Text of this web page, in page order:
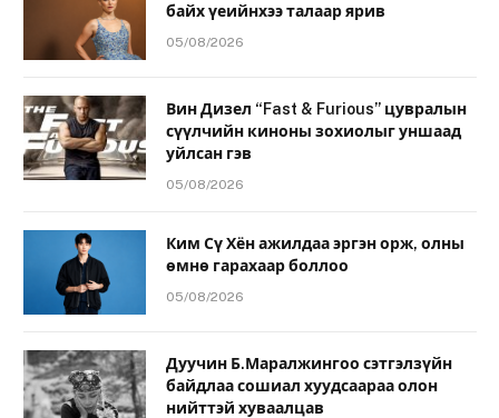
байх үеийнхээ талаар ярив
05/08/2026
Вин Дизел “Fast & Furious” цувралын
сүүлчийн киноны зохиолыг уншаад
уйлсан гэв
05/08/2026
Ким Сү Хён ажилдаа эргэн орж, олны
өмнө гарахаар боллоо
05/08/2026
Дуучин Б.Маралжингоо сэтгэлзүйн
байдлаа сошиал хуудсаараа олон
нийттэй хуваалцав